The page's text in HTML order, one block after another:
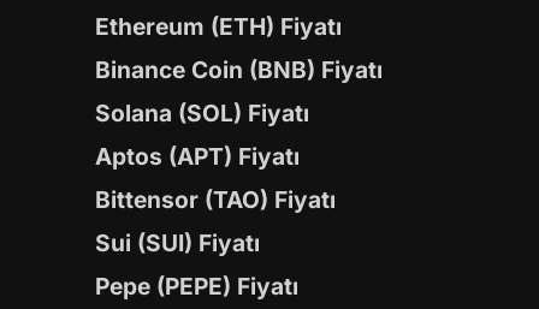
Ethereum (ETH) Fiyatı
Binance Coin (BNB) Fiyatı
Solana (SOL) Fiyatı
Aptos (APT) Fiyatı
Bittensor (TAO) Fiyatı
Sui (SUI) Fiyatı
Pepe (PEPE) Fiyatı